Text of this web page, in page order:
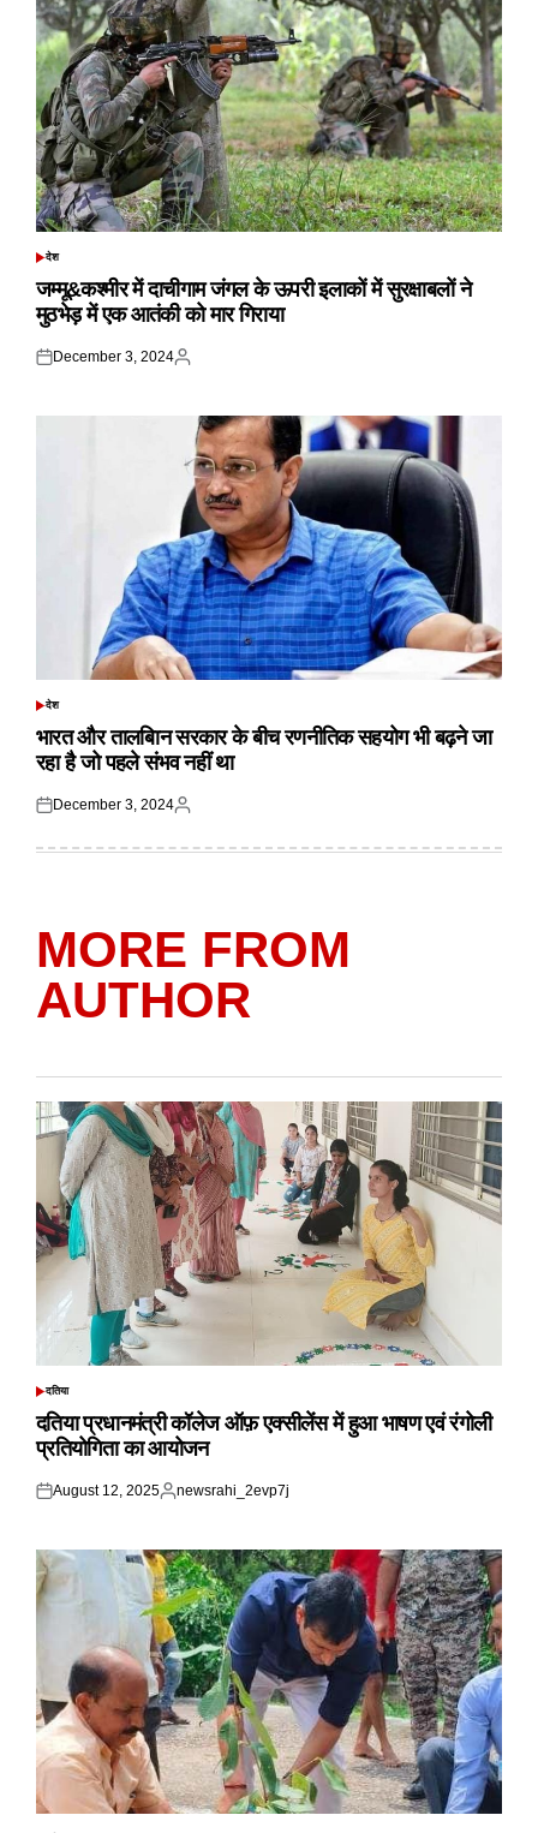
POSTED
देश
जम्मू&कश्मीर में दाचीगाम जंगल के ऊपरी इलाकों में सुरक्षाबलों ने
मुठभेड़ में एक आतंकी को मार गिराया
Posted
December 3, 2024
Posted
POSTED
देश
भारत और तालबिान सरकार के बीच रणनीतिक सहयोग भी बढ़ने जा
रहा है जो पहले संभव नहीं था
Posted
December 3, 2024
Posted
MORE FROM
AUTHOR
POSTED
दतिया
दतिया प्रधानमंत्री कॉलेज ऑफ़ एक्सीलेंस में हुआ भाषण एवं रंगोली
प्रतियोगिता का आयोजन
Posted
August 12, 2025
Posted
newsrahi_2evp7j